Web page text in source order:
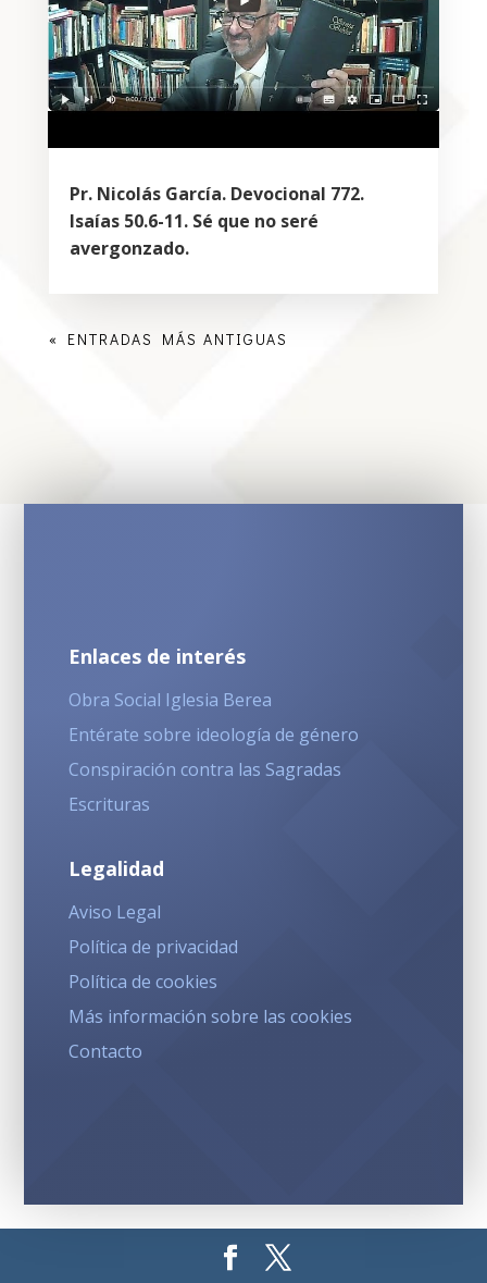
Pr. Nicolás García. Devocional 772.
Isaías 50.6-11. Sé que no seré
avergonzado.
« ENTRADAS MÁS ANTIGUAS
Enlaces de interés
Obra Social Iglesia Berea
Entérate sobre ideología de género
Conspiración contra las Sagradas
Escrituras
Legalidad
Aviso Legal
Política de privacidad
Política de cookies
Más información sobre las cookies
Contacto